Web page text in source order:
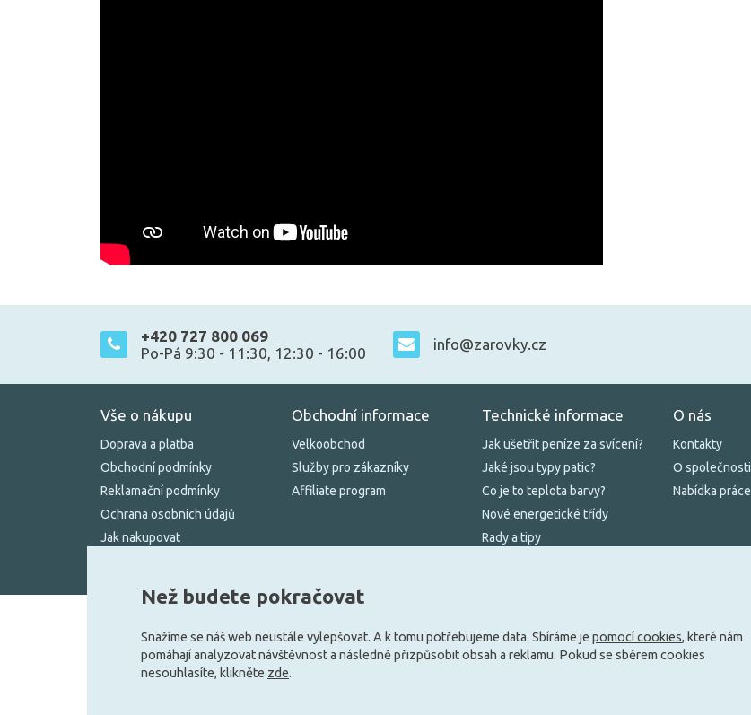
+420 727 800 069
Po-Pá 9:30 - 11:30, 12:30 - 16:00
info@zarovky.cz
Vše o nákupu
Doprava a platba
Obchodní podmínky
Reklamační podmínky
Ochrana osobních údajů
Jak nakupovat
Obchodní informace
Velkoobchod
Služby pro zákazníky
Affiliate program
Technické informace
Jak ušetřit peníze za svícení?
Jaké jsou typy patic?
Co je to teplota barvy?
Nové energetické třídy
Rady a tipy
O nás
Kontakty
O společnosti
Nabídka práce
Než budete pokračovat
Snažíme se náš web neustále vylepšovat. A k tomu potřebujeme data. Sbíráme je pomocí cookies, které nám
pomáhají analyzovat návštěvnost a následně přizpůsobit obsah a reklamu. Pokud se sběrem cookies
nesouhlasíte, klikněte zde.